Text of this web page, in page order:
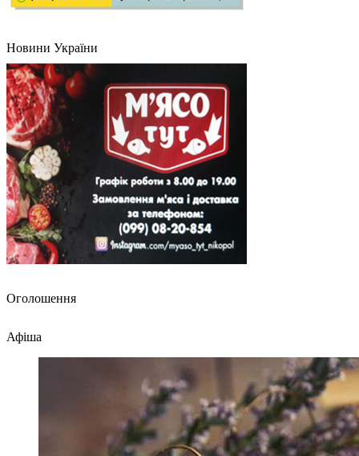
Новини України
Оголошення
Афіша